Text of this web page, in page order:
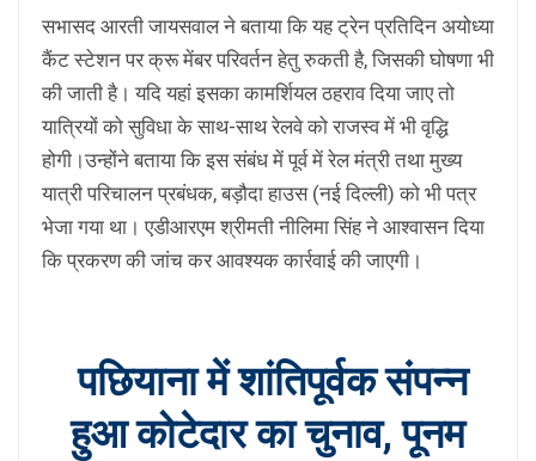
सभासद आरती जायसवाल ने बताया कि यह ट्रेन प्रतिदिन अयोध्या
कैंट स्टेशन पर क्रू मेंबर परिवर्तन हेतु रुकती है, जिसकी घोषणा भी
की जाती है। यदि यहां इसका कामर्शियल ठहराव दिया जाए तो
यात्रियों को सुविधा के साथ-साथ रेलवे को राजस्व में भी वृद्धि
होगी।उन्होंने बताया कि इस संबंध में पूर्व में रेल मंत्री तथा मुख्य
यात्री परिचालन प्रबंधक, बड़ौदा हाउस (नई दिल्ली) को भी पत्र
भेजा गया था। एडीआरएम श्रीमती नीलिमा सिंह ने आश्वासन दिया
कि प्रकरण की जांच कर आवश्यक कार्रवाई की जाएगी।
पछियाना में शांतिपूर्वक संपन्न
हुआ कोटेदार का चुनाव, पूनम